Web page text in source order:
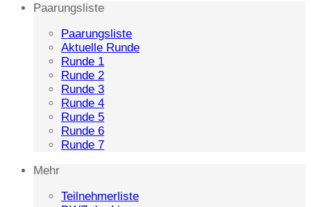
Paarungsliste
Paarungsliste
Aktuelle Runde
Runde 1
Runde 2
Runde 3
Runde 4
Runde 5
Runde 6
Runde 7
Mehr
Teilnehmerliste